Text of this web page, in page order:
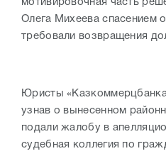
мотивировочная часть
Олега Михеева спасением
требовали возвращения
Юристы
узнав о вынесенном
подали жалобу в
судебная коллегия по